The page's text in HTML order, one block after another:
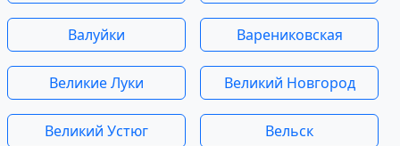
Валуйки Варениковская
Великие Луки Великий Новгород
Великий Устюг Вельск